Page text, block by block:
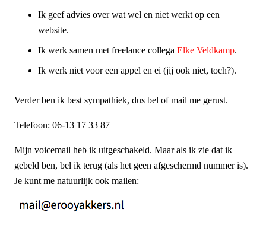
Ik geef advies over wat wel en niet werkt op een
website.
Ik werk samen met freelance collega Elke Veldkamp.
Ik werk niet voor een appel en ei (jij ook niet, toch?).
Verder ben ik best sympathiek, dus bel of mail me gerust.
Telefoon: 06-13 17 33 87
Mijn voicemail heb ik uitgeschakeld. Maar als ik zie dat ik
gebeld ben, bel ik terug (als het geen afgeschermd nummer is).
Je kunt me natuurlijk ook mailen: